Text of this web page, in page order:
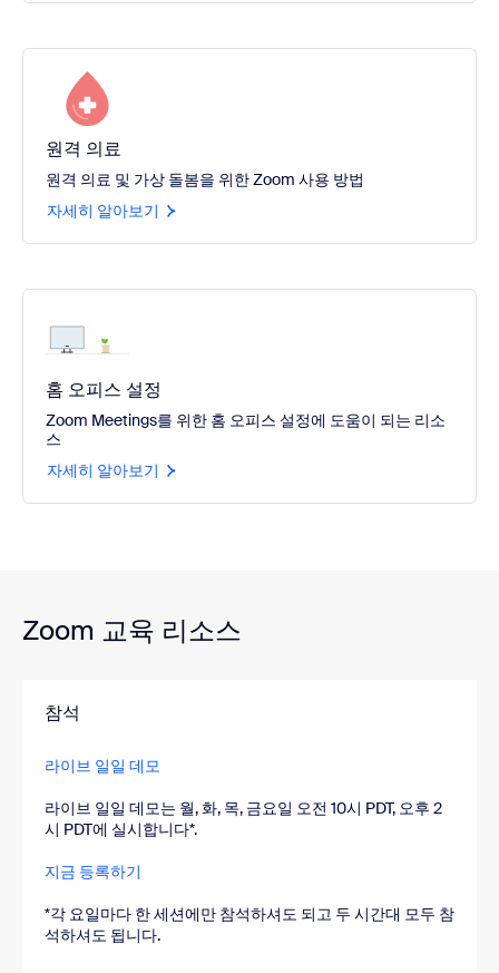
원격 의료
원격 의료 및 가상 돌봄을 위한 Zoom 사용 방법
자세히 알아보기
홈 오피스 설정
Zoom Meetings를 위한 홈 오피스 설정에 도움이 되는 리소
스
자세히 알아보기
Zoom 교육 리소스
참석
라이브 일일 데모
라이브 일일 데모는 월, 화, 목, 금요일 오전 10시 PDT, 오후 2
시 PDT에 실시합니다*.
지금 등록하기
*각 요일마다 한 세션에만 참석하셔도 되고 두 시간대 모두 참
석하셔도 됩니다.